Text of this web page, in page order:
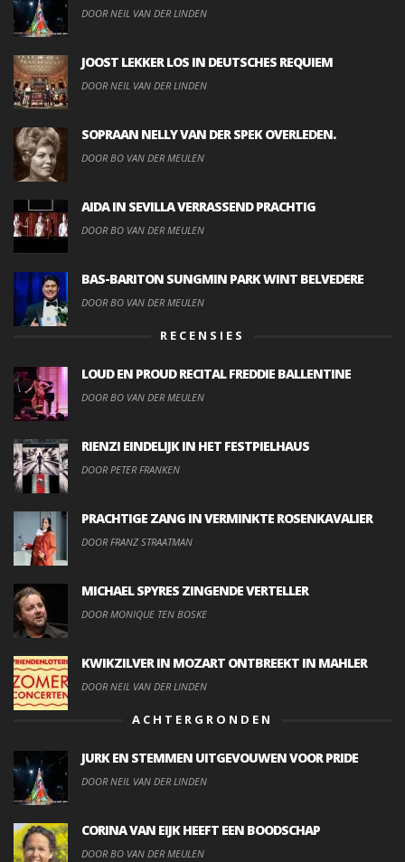
DOOR NEIL VAN DER LINDEN
JOOST LEKKER LOS IN DEUTSCHES REQUIEM
DOOR NEIL VAN DER LINDEN
SOPRAAN NELLY VAN DER SPEK OVERLEDEN.
DOOR BO VAN DER MEULEN
AIDA IN SEVILLA VERRASSEND PRACHTIG
DOOR BO VAN DER MEULEN
BAS-BARITON SUNGMIN PARK WINT BELVEDERE
DOOR BO VAN DER MEULEN
RECENSIES
LOUD EN PROUD RECITAL FREDDIE BALLENTINE
DOOR BO VAN DER MEULEN
RIENZI EINDELIJK IN HET FESTPIELHAUS
DOOR PETER FRANKEN
PRACHTIGE ZANG IN VERMINKTE ROSENKAVALIER
DOOR FRANZ STRAATMAN
MICHAEL SPYRES ZINGENDE VERTELLER
DOOR MONIQUE TEN BOSKE
KWIKZILVER IN MOZART ONTBREEKT IN MAHLER
DOOR NEIL VAN DER LINDEN
ACHTERGRONDEN
JURK EN STEMMEN UITGEVOUWEN VOOR PRIDE
DOOR NEIL VAN DER LINDEN
CORINA VAN EIJK HEEFT EEN BOODSCHAP
DOOR BO VAN DER MEULEN